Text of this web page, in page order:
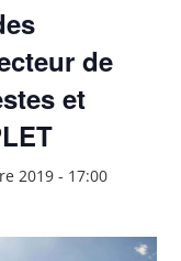
de
et
2019 - 17:00